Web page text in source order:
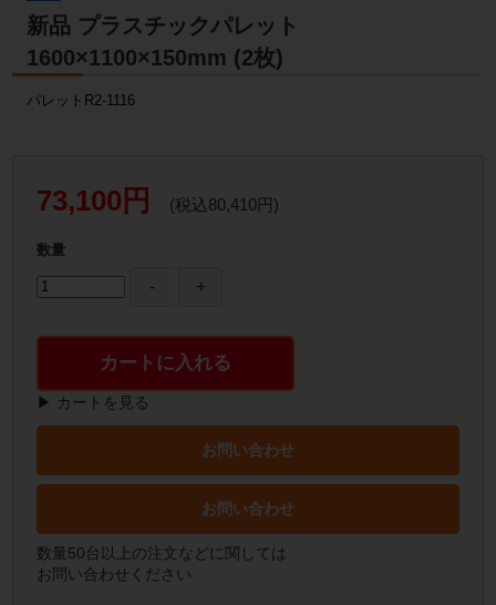
新品 プラスチックパレット
1600×1100×150mm (2枚)
パレットR2-1116
73,100円 (税込80,410円)
数量
カートに入れる
▶ カートを見る
お問い合わせ
お問い合わせ
数量50台以上の注文などに関しては
お問い合わせください